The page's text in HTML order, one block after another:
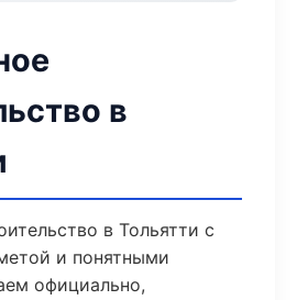
в
в Тольятти с
и понятными
официально,